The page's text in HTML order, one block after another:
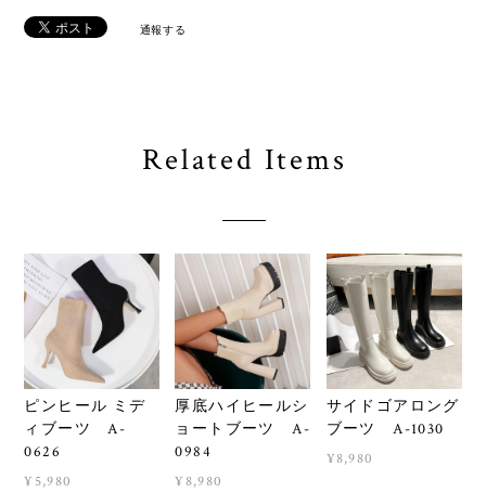
通報する
Related Items
ピンヒール ミデ
ィブーツ A-
0626
¥5,980
厚底ハイヒールシ
ョートブーツ A-
0984
¥8,980
サイドゴアロング
ブーツ A-1030
¥8,980